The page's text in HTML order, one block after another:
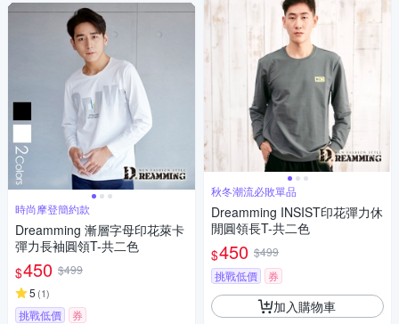
時尚摩登簡約款
Dreamming 漸層字母印花萊卡
彈力長袖圓領T-共二色
$450 $499
5 (1)
挑戰低價 券
秋冬潮流必敗單品
Dreamming INSIST印花彈力休
閒圓領長T-共二色
$450 $499
挑戰低價
券
加入購物車